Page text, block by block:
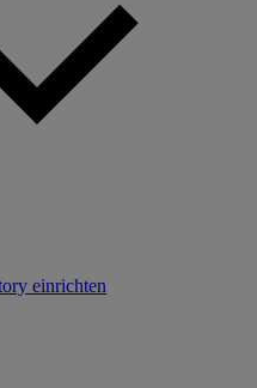
einrichten